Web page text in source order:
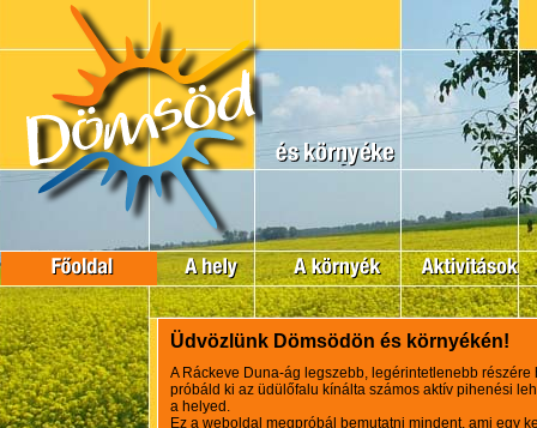
Üdvözlünk Dömsödön és környékén!
A Ráckeve Duna-ág legszebb, legérintetlenebb
próbáld ki az üdülőfalu kínálta számos aktív pihenési
a helyed.
Ez a weboldal megpróbál bemutatni mindent, ami egy